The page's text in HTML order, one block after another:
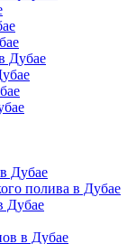
Дубае
Дубае
полива в Дубае
Дубае
в Дубае